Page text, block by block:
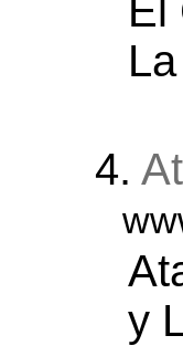
El
4.
y